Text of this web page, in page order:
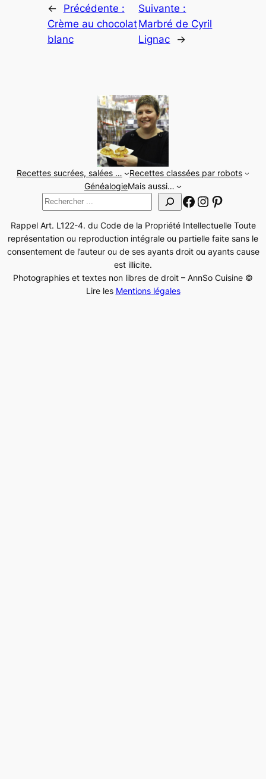
←
Précédente :
Crème au chocolat
blanc
Suivante :
Marbré de Cyril
Lignac
→
Recettes sucrées, salées …
Recettes classées par robots
GénéalogieMais aussi…
Rechercher
Facebook
Instagram
Rappel Art. L122-4. du Code de la Propriété Intellectuelle Toute
représentation ou reproduction intégrale ou partielle faite sans le
consentement de l’auteur ou de ses ayants droit ou ayants cause
est illicite.
Photographies et textes non libres de droit – AnnSo Cuisine ©
Lire les Mentions légales